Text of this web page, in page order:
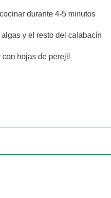
durante 4-5 minutos
y el resto del calabacín
hojas de perejil